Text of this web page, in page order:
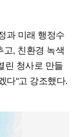
과 미래 행정수
고, 친환경 녹색
린 청사로 만들
다"고 강조했다.